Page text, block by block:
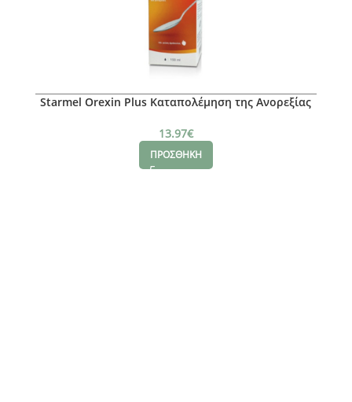
Starmel Orexin Plus Καταπολέμηση της Ανορεξίας
13.97€
ΠΡΟΣΘΗΚΗ